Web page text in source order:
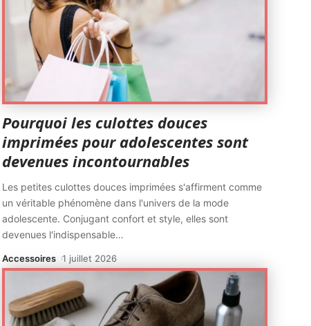
Pourquoi les culottes douces
imprimées pour adolescentes sont
devenues incontournables
Les petites culottes douces imprimées s'affirment comme
un véritable phénomène dans l'univers de la mode
adolescente. Conjugant confort et style, elles sont
devenues l'indispensable…
Accessoires 1 juillet 2026